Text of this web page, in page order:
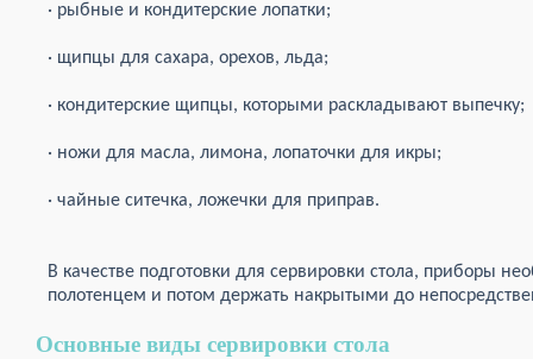
· рыбные и кондитерские лопатки;
· щипцы для сахара, орехов, льда;
· кондитерские щипцы, которыми раскладывают выпечку;
· ножи для масла, лимона, лопаточки для икры;
· чайные ситечка, ложечки для приправ.
В качестве подготовки для сервировки стола, приборы
полотенцем и потом держать накрытыми до
Основные виды сервировки стола